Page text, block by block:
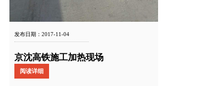
发布日期：2017-11-04
京沈高铁施工加热现场
阅读详细